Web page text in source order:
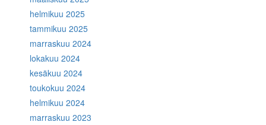
helmikuu 2025
tammikuu 2025
marraskuu 2024
lokakuu 2024
kesäkuu 2024
toukokuu 2024
helmikuu 2024
marraskuu 2023